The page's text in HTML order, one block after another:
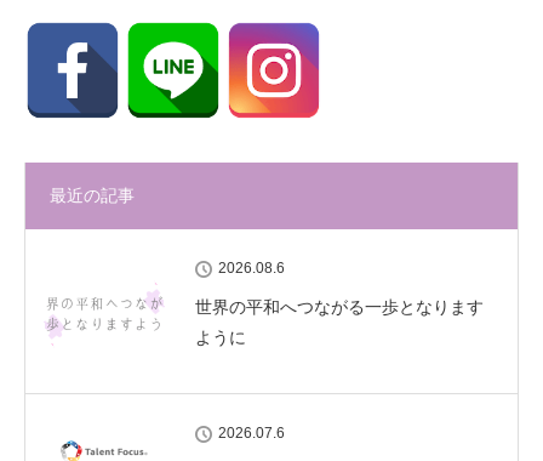
最近の記事
2026.08.6
世界の平和へつながる一歩となります
ように
2026.07.6